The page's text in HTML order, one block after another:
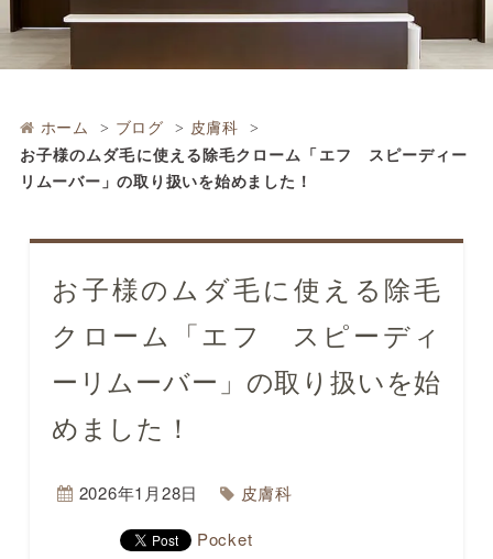
ホーム ブログ
皮膚科
お子様のムダ毛に使える除毛クローム「エフ スピーディー
リムーバー」の取り扱いを始めました！
お子様のムダ毛に使える除毛
クローム「エフ スピーディ
ーリムーバー」の取り扱いを始
めました！
2026年1月28日
皮膚科
Pocket